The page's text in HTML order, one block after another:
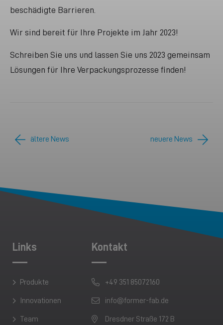
beschädigte Barrieren.
Wir sind bereit für Ihre Projekte im Jahr 2023!
Schreiben Sie uns und lassen Sie uns 2023 gemeinsam
Lösungen für Ihre Verpackungsprozesse finden!
ältere News neuere News
Links
Produkte
Innovationen
Team
Kontakt
+49 351 85072160
info@former-fab.de
Dresdner Straße 172 B